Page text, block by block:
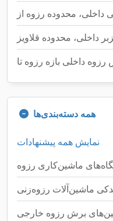
همه دسته‌بندی‌ها
نمایش همه پیشنهادات
ماشین‌کاری رزوه
ماشین‌آلات رزوه‌زنی
برش رزوه خارجی